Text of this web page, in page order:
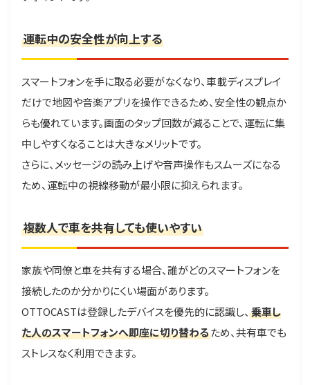
運転中の安全性が向上する
スマートフォンを手に取る必要がなくなり、車載ディスプレイ
だけで地図や音楽アプリを操作できるため、安全性の観点か
らも優れています。画面のタップ回数が減ることで、運転に集
中しやすくなることは大きなメリットです。
さらに、メッセージの読み上げや音声操作もスムーズになる
ため、運転中の視線移動が最小限に抑えられます。
複数人で車を共有しても使いやすい
家族や同僚と車を共有する場合、誰がどのスマートフォンを
接続したのか分かりにくい場面があります。
OTTOCASTは登録したデバイスを優先的に認識し、 乗車し
た人のスマートフォンへ即座に切り替わるため、共有車でも
ストレスなく利用できます。